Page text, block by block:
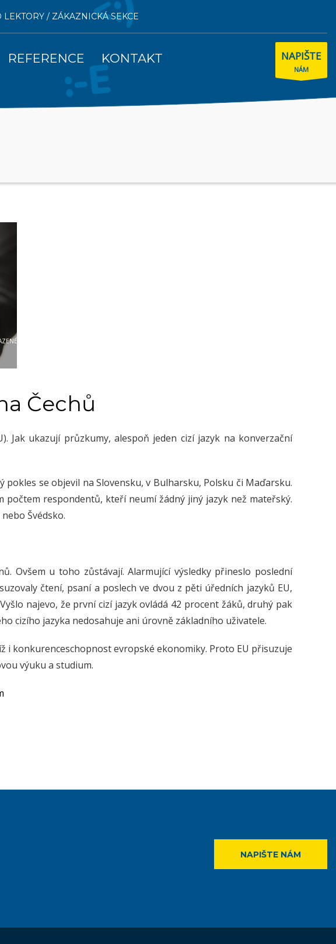
LEKTORY / ZÁKAZNICKÁ SEKCE
REFERENCE KONTAKT NAPIŠTE
NÁM
Čechů
Jak ukazují průzkumy, alespoň jeden cizí jazyk na konverzační
se objevil na Slovensku, v Bulharsku, Polsku či Maďarsku.
respondentů, kteří neumí žádný jiný jazyk než mateřský.
Švédsko.
Ovšem u toho zůstávají. Alarmující výsledky přineslo poslední
čtení, psaní a poslech ve dvou z pěti úředních jazyků EU,
najevo, že první cizí jazyk ovládá 42 procent žáků, druhý pak
cizího jazyka nedosahuje ani úrovně základního uživatele.
i konkurenceschopnost evropské ekonomiky. Proto EU přisuzuje
výuku a studium.
NAPIŠTE NÁM